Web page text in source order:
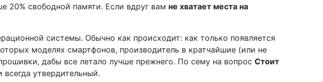
20% свободной памяти. Если вдруг вам не хватает места на
системы. Обычно как происходит: как только появляется
моделях смартфонов, производитель в кратчайшие (или не
дабы все летало лучше прежнего. По сему на вопрос Стоит
всегда утвердительный.